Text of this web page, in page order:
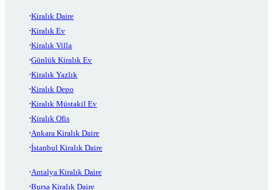
Kiralık Daire
Kiralık Ev
Kiralık Villa
Günlük Kiralık Ev
Kiralık Yazlık
Kiralık Depo
Kiralık Müstakil Ev
Kiralık Ofis
Ankara Kiralık Daire
İstanbul Kiralık Daire
Antalya Kiralık Daire
Bursa Kiralık Daire